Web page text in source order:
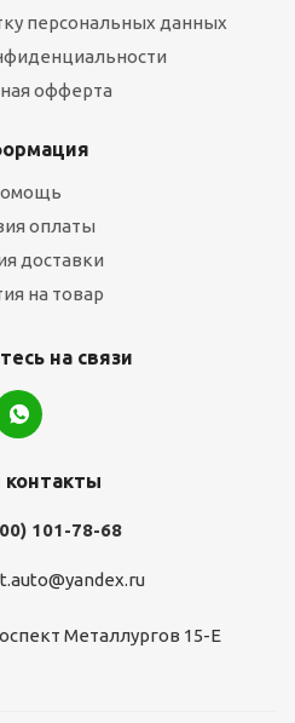
персональных данных
офферта
оплаты
доставки
на товар
на связи
101-78-68
Металлургов 15-Е